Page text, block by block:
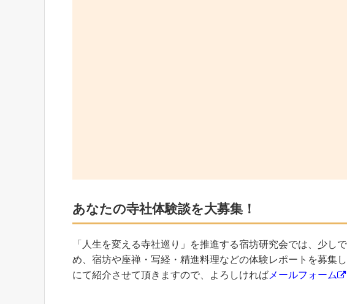
あなたの寺社体験談を大募集！
「人生を変える寺社巡り」を推進する宿坊研究会では、少し
め、宿坊や座禅・写経・精進料理などの体験レポートを募集
にて紹介させて頂きますので、よろしければ メールフォーム